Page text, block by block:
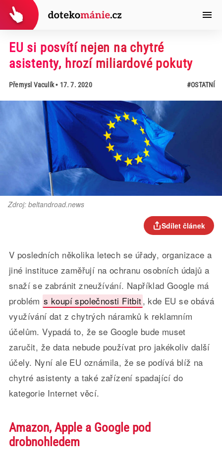
EU si posvítí nejen na chytré
asistenty, hrozí miliardové pokuty
Přemysl Vaculík• 17. 7. 2020 #OSTATNÍ
Zdroj: beltandroad.news
Sdílet článek
V posledních několika letech se úřady, organizace a
jiné instituce zaměřují na ochranu osobních údajů a
snaží se zabránit zneužívání. Například Google má
problém s koupí společnosti Fitbit, kde EU se obává
využívání dat z chytrých náramků k reklamním
účelům. Vypadá to, že se Google bude muset
zaručit, že data nebude používat pro jakékoliv další
účely. Nyní ale EU oznámila, že se podívá blíž na
chytré asistenty a také zařízení spadající do
kategorie Internet věcí.
Amazon, Apple a Google pod
drobnohledem